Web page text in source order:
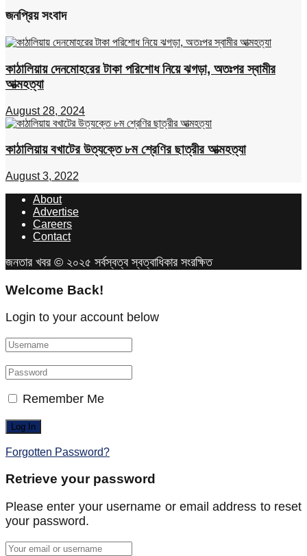
জনপ্রিয় সংবাদ
কাঠালিয়ায় দেনমোহরের টাকা পরিশোধ নিয়ে ঝগড়া, অতঃপর স্বামীর
আত্মহত্যা
August 28, 2024
কাঠালিয়ায় বখাটের উত্যক্তে ৮ম শ্রেণির ছাত্রীর আত্মহত্যা
August 3, 2022
About
Advertise
Careers
Contact
জনতার খবর © ২০২৫ সর্বস্বত্ব স্বত্বাধিকার সংরক্ষিত
Welcome Back!
Login to your account below
Remember Me
Forgotten Password?
Retrieve your password
Please enter your username or email address to reset
your password.